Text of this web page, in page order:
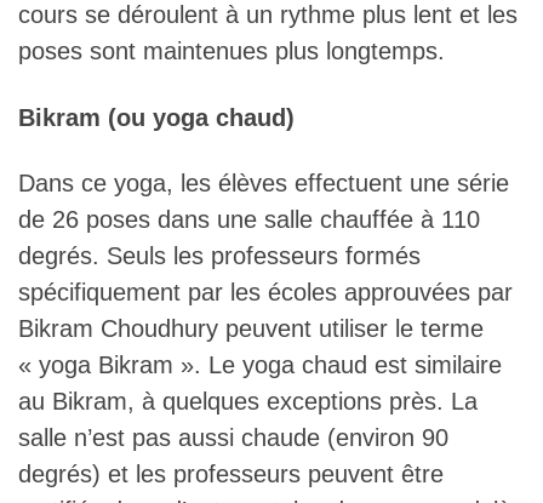
cours se déroulent à un rythme plus lent et les
poses sont maintenues plus longtemps.
Bikram (ou yoga chaud)
Dans ce yoga, les élèves effectuent une série
de 26 poses dans une salle chauffée à 110
degrés. Seuls les professeurs formés
spécifiquement par les écoles approuvées par
Bikram Choudhury peuvent utiliser le terme
« yoga Bikram ». Le yoga chaud est similaire
au Bikram, à quelques exceptions près. La
salle n’est pas aussi chaude (environ 90
degrés) et les professeurs peuvent être